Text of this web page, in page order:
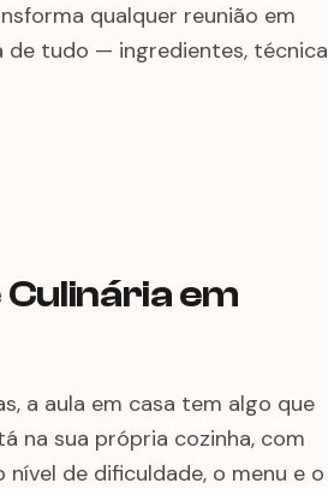
qualquer reunião em
de tudo — ingredientes, técnica
em
a aula em casa tem algo que
na sua própria cozinha, com
de dificuldade, o menu e o